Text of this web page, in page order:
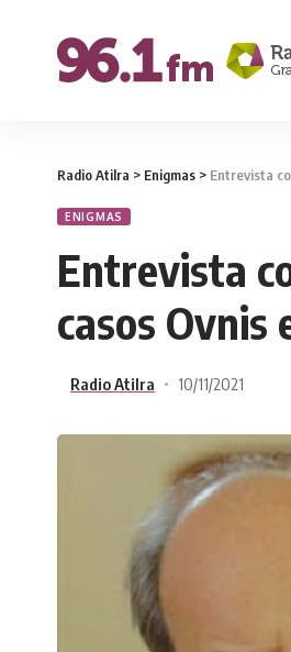
Radio Atilra > Enigmas > Entrevista
ENIGMAS
Entrevista
casos
Radio Atilra 10/11/2021